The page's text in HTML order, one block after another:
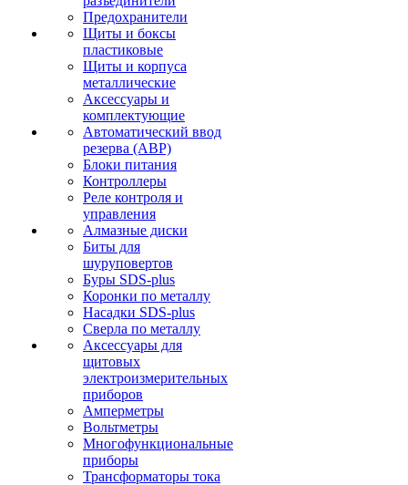
Предохранители
Щиты и боксы
пластиковые
Щиты и корпуса
металлические
Аксессуары и
комплектующие
Автоматический ввод
резерва (АВР)
Блоки питания
Контроллеры
Реле контроля и
управления
Алмазные диски
Биты для
шуруповертов
Буры SDS-plus
Коронки по металлу
Насадки SDS-plus
Сверла по металлу
Аксессуары для
щитовых
электроизмерительных
приборов
Амперметры
Вольтметры
Многофункциональные
приборы
Трансформаторы тока